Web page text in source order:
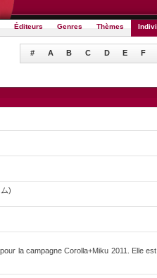
Éditeurs Genres Thèmes
# A B C D E F
)
la campagne Corolla+Miku 2011. Elle